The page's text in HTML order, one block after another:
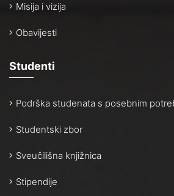
Misija i vizija
Obavijesti
Studenti
Podrška studenata s posebnim
Studentski zbor
Sveučilišna knjižnica
Stipendije